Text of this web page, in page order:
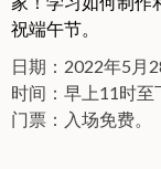
祝端午节。
日期：2022年5月
时间：早上11时至
门票：入场免费。